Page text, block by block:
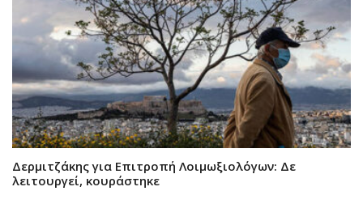
Δερμιτζάκης για Επιτροπή Λοιμωξιολόγων: Δε
λειτουργεί, κουράστηκε